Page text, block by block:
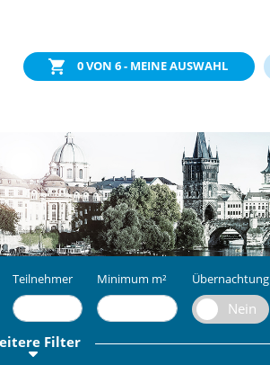
0VON 6 - MEINE AUSWAHL
Teilnehmer Minimum m²
Übernachtung
Filter